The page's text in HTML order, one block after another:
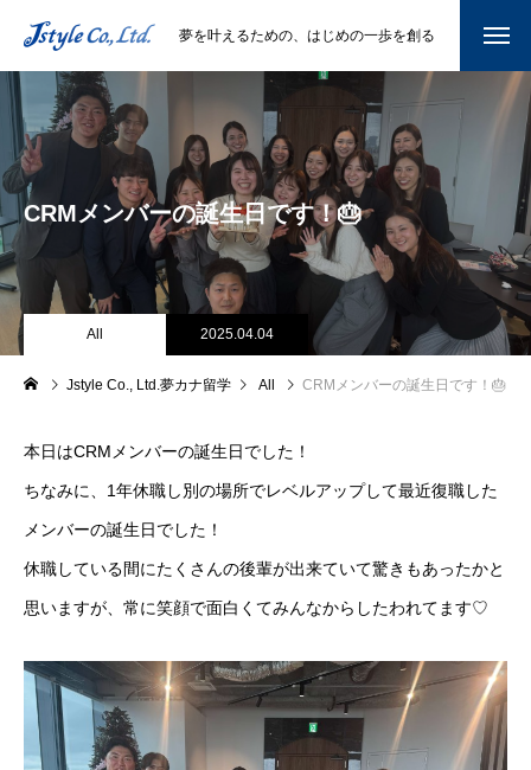
夢を叶えるための、はじめの一歩を創る
CRMメンバーの誕生日です！🎂
All 2025.04.04
Jstyle Co., Ltd.夢カナ留学 All CRMメンバーの誕生日です！🎂
本日はCRMメンバーの誕生日でした！
ちなみに、1年休職し別の場所でレベルアップして最近復職した
メンバーの誕生日でした！
休職している間にたくさんの後輩が出来ていて驚きもあったかと
思いますが、常に笑顔で面白くてみんなからしたわれてます♡